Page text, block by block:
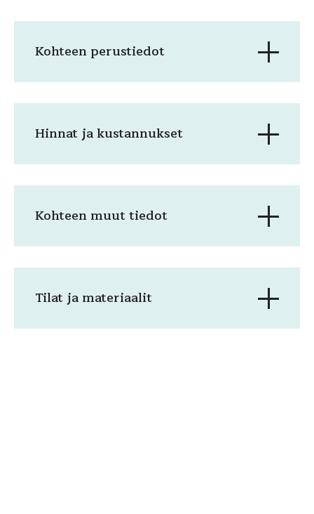
Kohteen perustiedot
Hinnat ja kustannukset
Kohteen muut tiedot
Tilat ja materiaalit